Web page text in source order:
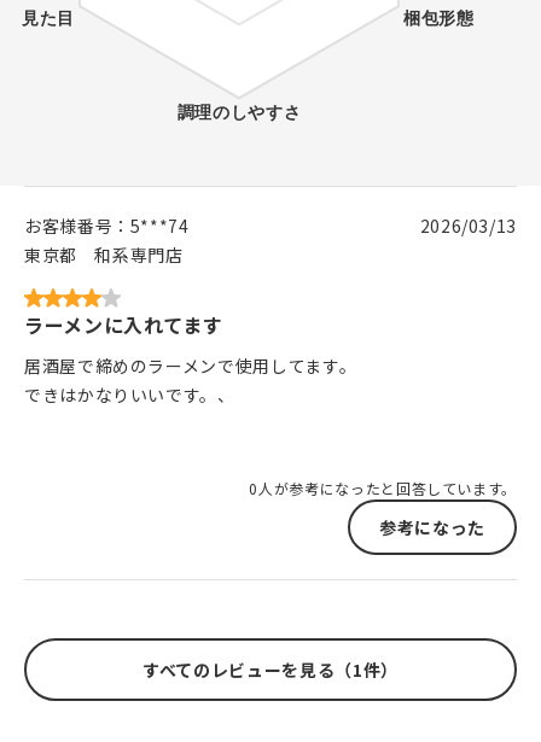
お客様番号： 5***74
東京都
和系専門店
2026/03/13
ラーメンに入れてます
居酒屋で締めのラーメンで使用してます。
できはかなりいいです。、
0人が参考になったと回答しています。
参考になった
すべてのレビューを見る（1件）